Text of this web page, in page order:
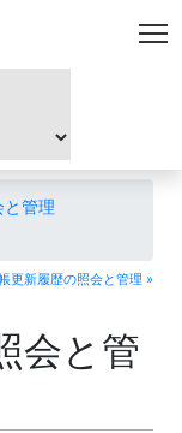
と管理
更新履歴の照会と管理 »
会と管